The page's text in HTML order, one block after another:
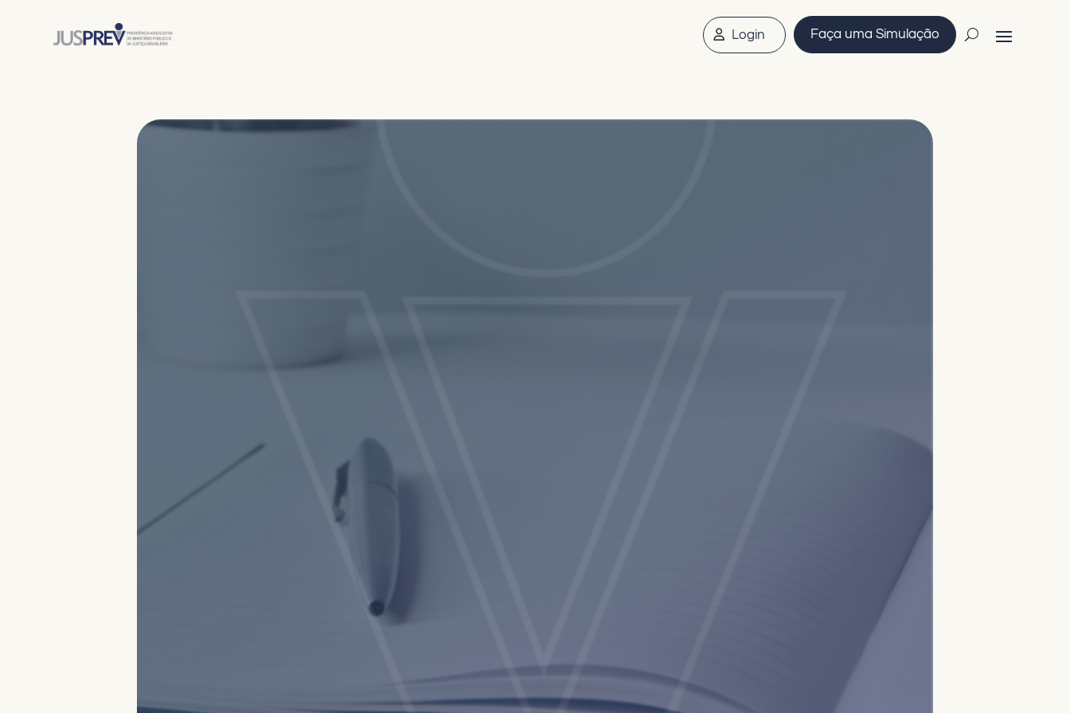
Login Faça uma Simulação